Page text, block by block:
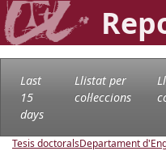
Last
15
days
Llistat per
col·leccions
Tesis doctoralsDepartament